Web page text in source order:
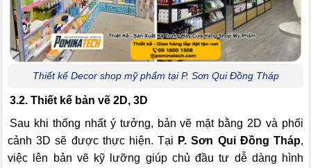
Thiết kế Decor shop mỹ phẩm tại P. Sơn Qui Đồng Tháp
3.2. Thiết kế bản vẽ 2D, 3D
Sau khi thống nhất ý tưởng, bản vẽ mặt bằng 2D và phối
cảnh 3D sẽ được thực hiện. Tại P. Sơn Qui Đồng Tháp,
việc lên bản vẽ kỹ lưỡng giúp chủ đầu tư dễ dàng hình